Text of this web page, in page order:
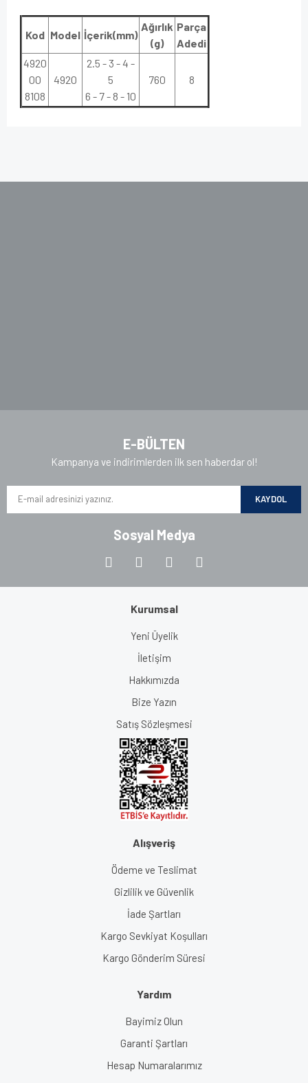
Kod Model İçerik(mm)
Ağırlık
(g)
Parça
Adedi
4920
00
8108
4920
2.5 - 3 - 4 -
5
6 - 7 - 8 - 10
760 8
E-BÜLTEN
Kampanya ve indirimlerden ilk sen haberdar ol!
KAYDOL
Sosyal Medya
Kurumsal
Yeni Üyelik
İletişim
Hakkımızda
Bize Yazın
Satış Sözleşmesi
Alışveriş
Ödeme ve Teslimat
Gizlilik ve Güvenlik
İade Şartları
Kargo Sevkiyat Koşulları
Kargo Gönderim Süresi
Yardım
Bayimiz Olun
Garanti Şartları
Hesap Numaralarımız